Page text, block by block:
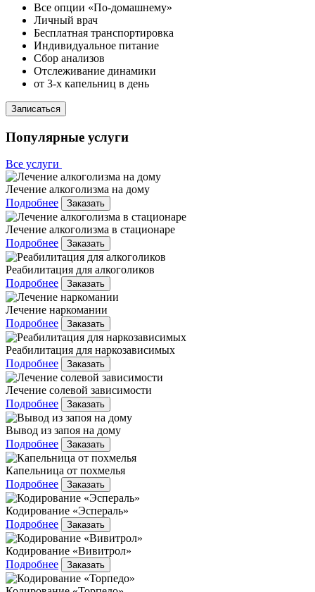
Все опции «По-домашнему»
Личный врач
Бесплатная транспортировка
Индивидуальное питание
Сбор анализов
Отслеживание динамики
от 3-х капельниц в день
Записаться
Популярные услуги
Все услуги
Лечение алкоголизма на дому
Подробнее
Заказать
Лечение алкоголизма в стационаре
Подробнее
Заказать
Реабилитация для алкоголиков
Подробнее
Заказать
Лечение наркомании
Подробнее
Заказать
Реабилитация для наркозависимых
Подробнее
Заказать
Лечение солевой зависимости
Подробнее
Заказать
Вывод из запоя на дому
Подробнее
Заказать
Капельница от похмелья
Подробнее
Заказать
Кодирование «Эспераль»
Подробнее
Заказать
Кодирование «Вивитрол»
Подробнее
Заказать